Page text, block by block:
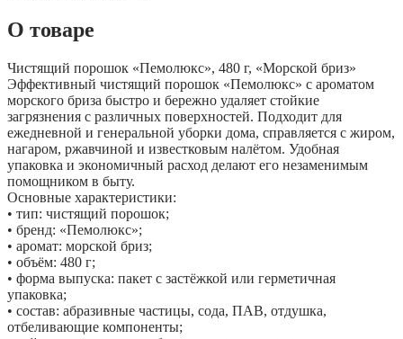
О товаре
Чистящий порошок «Пемолюкс», 480 г, «Морской бриз»
Эффективный чистящий порошок «Пемолюкс» с ароматом
морского бриза быстро и бережно удаляет стойкие
загрязнения с различных поверхностей. Подходит для
ежедневной и генеральной уборки дома, справляется с жиром,
нагаром, ржавчиной и известковым налётом. Удобная
упаковка и экономичный расход делают его незаменимым
помощником в быту.
Основные характеристики:
• тип: чистящий порошок;
• бренд: «Пемолюкс»;
• аромат: морской бриз;
• объём: 480 г;
• форма выпуска: пакет с застёжкой или герметичная
упаковка;
• состав: абразивные частицы, сода, ПАВ, отдушка,
отбеливающие компоненты;